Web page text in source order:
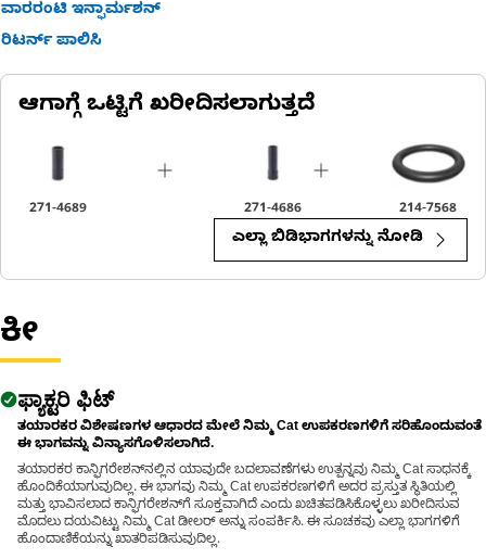
Applications:
power tool drives, including square drive, hex drive, and other
common socket drive systems, and improve safety and
efficiency during use.
ವಾರರಂಟಿ ಇನ್ಫಾರ್ಮಶನ್
ರಿಟರ್ನ್ ಪಾಲಿಸಿ
ಆಗಾಗ್ಗೆ ಒಟ್ಟಿಗೆ ಖರೀದಿಸಲಾಗುತ್ತದೆ
271-4689 271-4686 214-7568
ಎಲ್ಲಾ ಬಿಡಿಭಾಗಗಳನ್ನು ನೋಡಿ
ಕೀ
ಫ್ಯಾಕ್ಟರಿ ಫಿಟ್
ತಯಾರಕರ ವಿಶೇಷಣಗಳ ಆಧಾರದ ಮೇಲೆ ನಿಮ್ಮ Cat ಉಪಕರಣಗಳಿಗೆ ಸರಿಹೊಂದುವಂತೆ
ಈ ಭಾಗವನ್ನು ವಿನ್ಯಾಸಗೊಳಿಸಲಾಗಿದೆ.
ತಯಾರಕರ ಕಾನ್ಫಿಗರೇಶನ್‌ನಲ್ಲಿನ ಯಾವುದೇ ಬದಲಾವಣೆಗಳು ಉತ್ಪನ್ನವು ನಿಮ್ಮ Cat ಸಾಧನಕ್ಕೆ
ಹೊಂದಿಕೆಯಾಗುವುದಿಲ್ಲ. ಈ ಭಾಗವು ನಿಮ್ಮ Cat ಉಪಕರಣಗಳಿಗೆ ಅದರ ಪ್ರಸ್ತುತ ಸ್ಥಿತಿಯಲ್ಲಿ
ಮತ್ತು ಭಾವಿಸಲಾದ ಕಾನ್ಫಿಗರೇಶನ್‌ಗೆ ಸೂಕ್ತವಾಗಿದೆ ಎಂದು ಖಚಿತಪಡಿಸಿಕೊಳ್ಳಲು ಖರೀದಿಸುವ
ಮೊದಲು ದಯವಿಟ್ಟು ನಿಮ್ಮ Cat ಡೀಲರ್ ಅನ್ನು ಸಂಪರ್ಕಿಸಿ. ಈ ಸೂಚಕವು ಎಲ್ಲಾ ಭಾಗಗಳಿಗೆ
ಹೊಂದಾಣಿಕೆಯನ್ನು ಖಾತರಿಪಡಿಸುವುದಿಲ್ಲ.